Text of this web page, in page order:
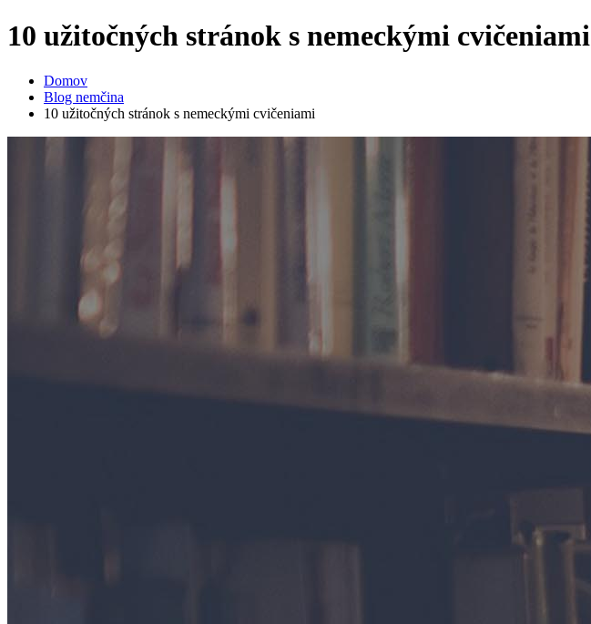
10 užitočných stránok s nemeckými cvičeniami
Domov
Blog nemčina
10 užitočných stránok s nemeckými cvičeniami